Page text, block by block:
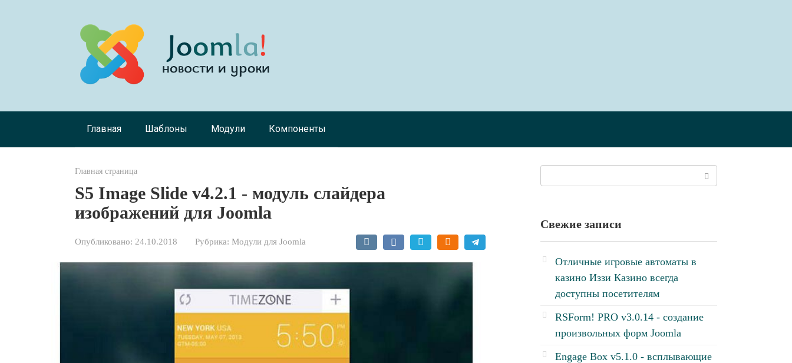
Главная Шаблоны Модули Компоненты
Главная страница
S5 Image Slide v4.2.1 - модуль слайдера
изображений для Joomla
Опубликовано: 24.10.2018 Рубрика: Модули для Joomla
Свежие записи
Отличные игровые автоматы в
казино Иззи Казино всегда
доступны посетителям
RSForm! PRO v3.0.14 - создание
произвольных форм Joomla
Engage Box v5.1.0 - всплывающие